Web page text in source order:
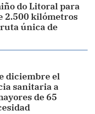
do Litoral para
2.500 kilómetros
única de
diciembre el
sanitaria a
de 65